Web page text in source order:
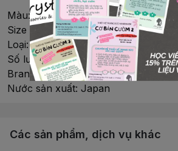
Màu: Opaque Metallic Iris Dark Plum
Size : 8/0 (3mm)
Loại: Tròn
Số lượng/ống: 10gr/Ống (~390 viên )
Brand: Miyuki
Nước sản xuất: Japan
Các sản phẩm, dịch vụ khác